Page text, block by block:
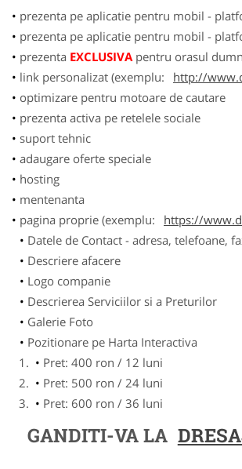
prezenta pe aplicatie pentru mobil -
prezenta pe aplicatie pentru mobil -
prezenta EXCLUSIVApentru orasul
link personalizat (exemplu:
http://
optimizare pentru motoare de cautare
prezenta activa pe retelele sociale
suport tehnic
adaugare oferte speciale
hosting
mentenanta
pagina proprie (exemplu:
https://
Datele de Contact - adresa, telefoane,
Descriere afacere
Logo companie
Descrierea Serviciilor si a Preturilor
Galerie Foto
Pozitionare pe Harta Interactiva
Pret: 400 ron / 12 luni
Pret: 500 ron / 24 luni
Pret: 600 ron / 36 luni
GANDITI-VA LA